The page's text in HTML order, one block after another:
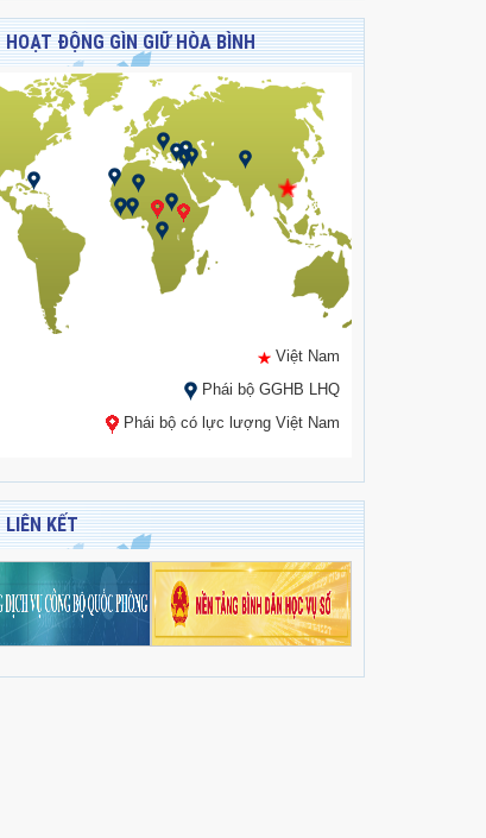
HOẠT ĐỘNG GÌN GIỮ HÒA BÌNH
Việt Nam
Phái bộ GGHB LHQ
Phái bộ có lực lượng Việt Nam
LIÊN KẾT